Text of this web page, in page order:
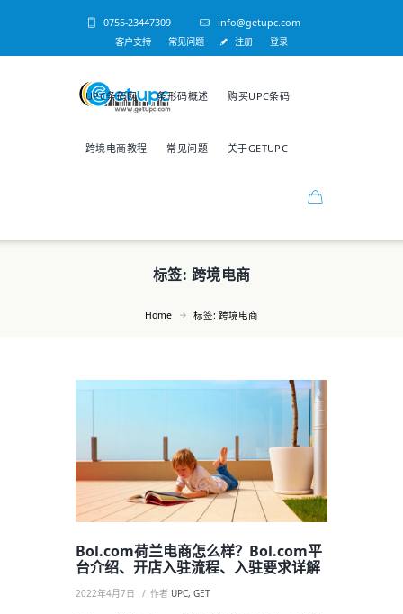
0755-23447309 info@getupc.com
客户支持 常见问题 注册 登录
UPC条码网 条形码概述 购买UPC条码
跨境电商教程 常见问题 关于GETUPC
标签: 跨境电商
Home 标签: 跨境电商
Bol.com荷兰电商怎么样？Bol.com平
台介绍、开店入驻流程、入驻要求详解
2022年4月7日 作者 UPC, GET